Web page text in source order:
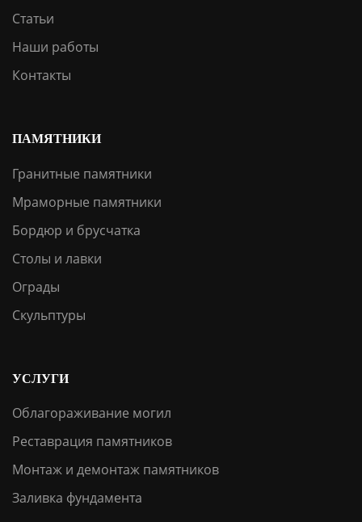
Статьи
Наши работы
Контакты
ПАМЯТНИКИ
Гранитные памятники
Мраморные памятники
Бордюр и брусчатка
Столы и лавки
Ограды
Скульптуры
УСЛУГИ
Облагораживание могил
Реставрация памятников
Монтаж и демонтаж памятников
Заливка фундамента